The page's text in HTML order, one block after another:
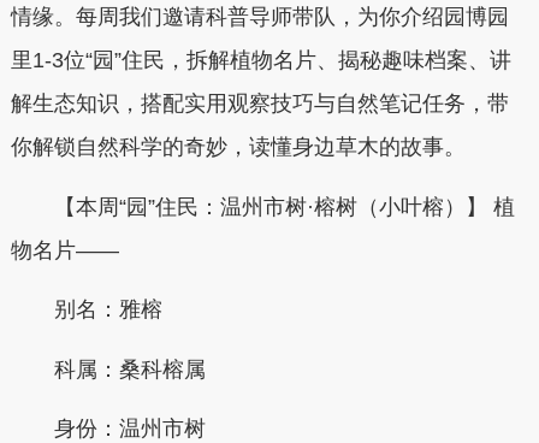
情缘。每周我们邀请科普导师带队，为你介绍园博园
里1-3位“园”住民，拆解植物名片、揭秘趣味档案、讲
解生态知识，搭配实用观察技巧与自然笔记任务，带
你解锁自然科学的奇妙，读懂身边草木的故事。
【本周“园”住民：温州市树·榕树（小叶榕）】 植
物名片——
别名：雅榕
科属：桑科榕属
身份：温州市树